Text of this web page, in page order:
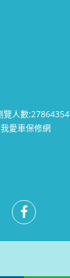
覽人數:27864354
愛車保修網